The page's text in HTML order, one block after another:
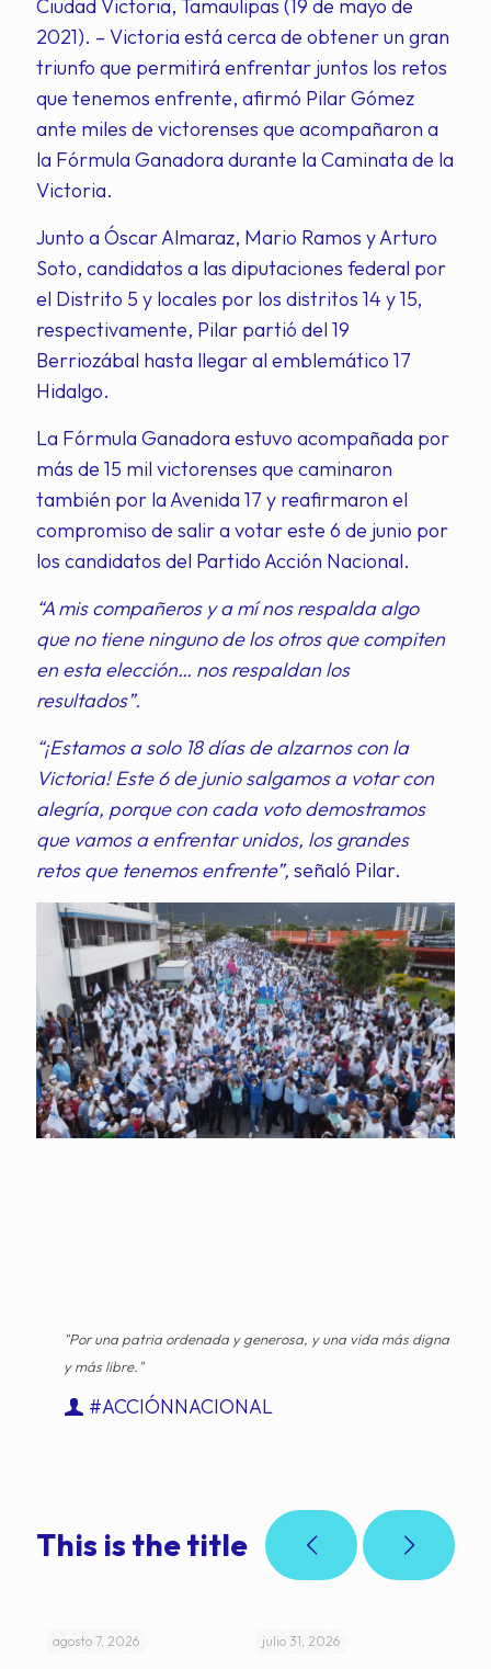
Ciudad Victoria, Tamaulipas (19 de mayo de
2021). – Victoria está cerca de obtener un gran
triunfo que permitirá enfrentar juntos los retos
que tenemos enfrente, afirmó Pilar Gómez
ante miles de victorenses que acompañaron a
la Fórmula Ganadora durante la Caminata de la
Victoria.
Junto a Óscar Almaraz, Mario Ramos y Arturo
Soto, candidatos a las diputaciones federal por
el Distrito 5 y locales por los distritos 14 y 15,
respectivamente, Pilar partió del 19
Berriozábal hasta llegar al emblemático 17
Hidalgo.
La Fórmula Ganadora estuvo acompañada por
más de 15 mil victorenses que caminaron
también por la Avenida 17 y reafirmaron el
compromiso de salir a votar este 6 de junio por
los candidatos del Partido Acción Nacional.
“A mis compañeros y a mí nos respalda algo
que no tiene ninguno de los otros que compiten
en esta elección… nos respaldan los
resultados”.
“¡Estamos a solo 18 días de alzarnos con la
Victoria! Este 6 de junio salgamos a votar con
alegría, porque con cada voto demostramos
que vamos a enfrentar unidos, los grandes
retos que tenemos enfrente”, señaló Pilar.
"Por una patria ordenada y generosa, y una vida más digna
y más libre."
#ACCIÓNNACIONAL
This is the title
agosto 7, 2026 julio 31, 2026